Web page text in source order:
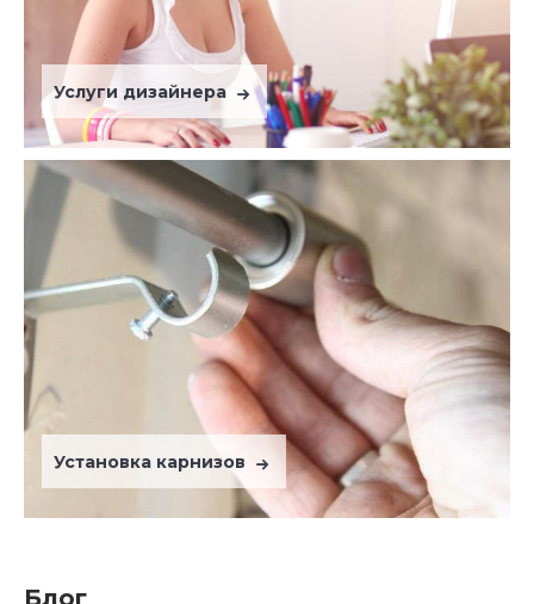
Услуги дизайнера
Установка карнизов
Блог